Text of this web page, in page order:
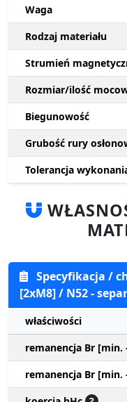
Waga
Rodzaj materiału
Strumień
Rozmiar/ilość
Biegunowość
Grubość rury
Tolerancja
Specyfikacja /
[2xM8] / N52 -
właściwości
remanencja Br [min.
remanencja Br [min.